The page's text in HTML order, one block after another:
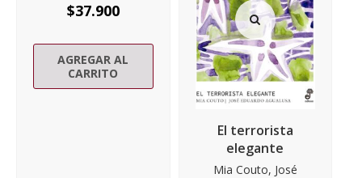
$37.900
AGREGAR AL
CARRITO
El terrorista
elegante
Mia Couto, José